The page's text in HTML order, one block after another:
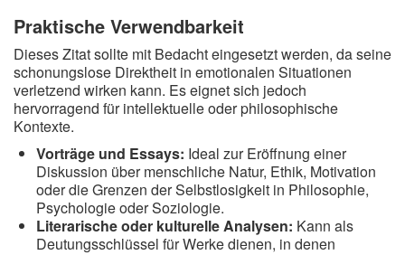
Praktische Verwendbarkeit
Dieses Zitat sollte mit Bedacht eingesetzt werden, da seine
schonungslose Direktheit in emotionalen Situationen
verletzend wirken kann. Es eignet sich jedoch
hervorragend für intellektuelle oder philosophische
Kontexte.
Vorträge und Essays: Ideal zur Eröffnung einer
Diskussion über menschliche Natur, Ethik, Motivation
oder die Grenzen der Selbstlosigkeit in Philosophie,
Psychologie oder Soziologie.
Literarische oder kulturelle Analysen: Kann als
Deutungsschlüssel für Werke dienen, in denen